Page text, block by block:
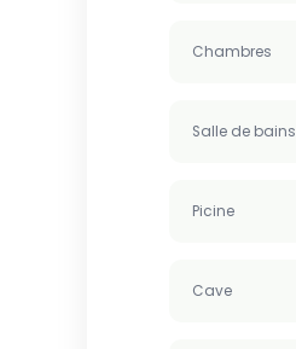
Chambres
Salle de bains
Picine
Cave